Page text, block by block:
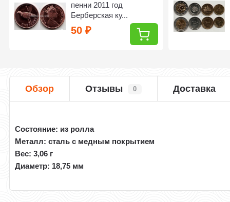
пенни 2011 год
Берберская ку...
50₽
Обзор Отзывы 0 Доставка
Состояние: из ролла
Металл: сталь с медным покрытием
Вес: 3,06 г
Диаметр: 18,75 мм